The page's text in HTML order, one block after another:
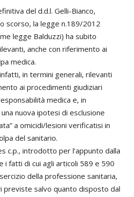
del d.d.l. Gelli-Bianco,
scorso, la legge n.189/2012
legge Balduzzi) ha subito
anche con riferimento ai
medica.
in termini generali, rilevanti
ai procedimenti giudiziari
medica e, in
nuova ipotesi di esclusione
a omicidi/lesioni verificatisi in
del sanitario.
c.p., introdotto per l’appunto dalla
i fatti di cui agli articoli 589 e 590
della professione sanitaria,
previste salvo quanto disposto dal